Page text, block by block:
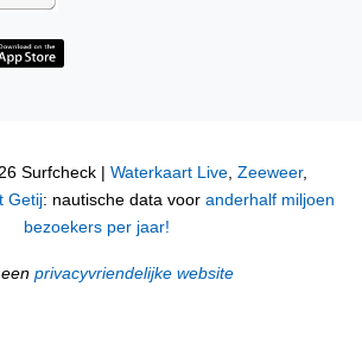
Surfcheck | Waterkaart Live, Zeeweer,
Getij: nautische data voor anderhalf miljoen
bezoekers per jaar!
privacyvriendelijke website